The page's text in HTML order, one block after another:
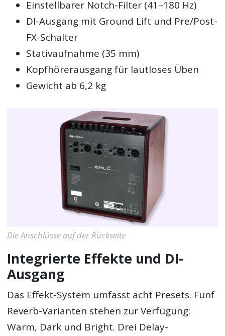
Einstellbarer Notch-Filter (41–180 Hz)
DI-Ausgang mit Ground Lift und Pre/Post-
FX-Schalter
Stativaufnahme (35 mm)
Kopfhörerausgang für lautloses Üben
Gewicht ab 6,2 kg
Die Anschlüsse auf der Rückseite
Integrierte Effekte und DI-
Ausgang
Das Effekt-System umfasst acht Presets. Fünf
Reverb-Varianten stehen zur Verfügung:
Warm, Dark und Bright. Drei Delay-